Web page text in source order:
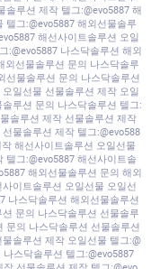
루션 제작 텔그:@evo5887 해
그:@evo5887 해외선물솔루
해선사이트솔루션 오일
:@evo5887 나스닥솔루션 해외
외선물솔루션 문의 나스닥솔루
선물솔루션 문의 나스닥솔루션
일선물 선물솔루션 제작 오일
루션 문의 나스닥솔루션 텔그:
솔루션 제작 선물솔루션 제작
물솔루션 제작 텔그:@evo588
해선사이트솔루션 오일선물
그:@evo5887 해선사이트솔
해외선물솔루션 문의 해외
이트솔루션 오일선물 오일선
나스닥솔루션 해외선물솔루션
문의 나스닥솔루션 선물솔루
문의 나스닥솔루션 선물솔루션
솔루션 제작 오일선물 텔그:@
스닥솔루션 텔그:@evo5887